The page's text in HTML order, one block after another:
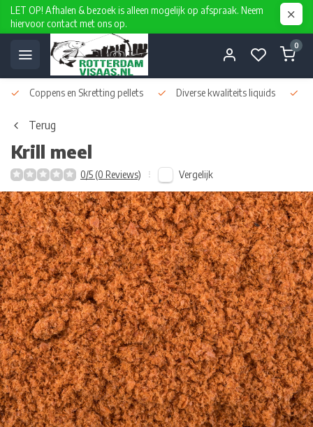
LET OP! Afhalen & bezoek is alleen mogelijk op afspraak. Neem
hiervoor contact met ons op.
0
Coppens en Skretting pellets Diverse kwaliteits liquids
Terug
Krill meel
0/5 (0 Reviews) Vergelijk